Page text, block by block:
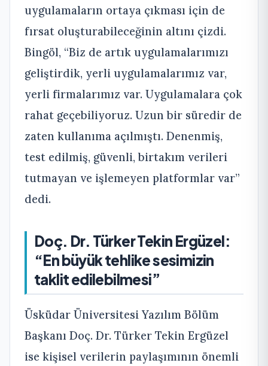
uygulamaların ortaya çıkması için de
fırsat oluşturabileceğinin altını çizdi.
Bingöl, “Biz de artık uygulamalarımızı
geliştirdik, yerli uygulamalarımız var,
yerli firmalarımız var. Uygulamalara çok
rahat geçebiliyoruz. Uzun bir süredir de
zaten kullanıma açılmıştı. Denenmiş,
test edilmiş, güvenli, birtakım verileri
tutmayan ve işlemeyen platformlar var”
dedi.
Doç. Dr. Türker Tekin Ergüzel:
“En büyük tehlike sesimizin
taklit edilebilmesi”
Üsküdar Üniversitesi Yazılım Bölüm
Başkanı Doç. Dr. Türker Tekin Ergüzel
ise kişisel verilerin paylaşımının önemli